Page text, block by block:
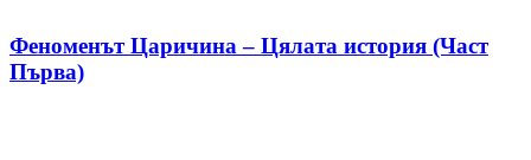
Феноменът Царичина – Цялата история (Част
Първа)